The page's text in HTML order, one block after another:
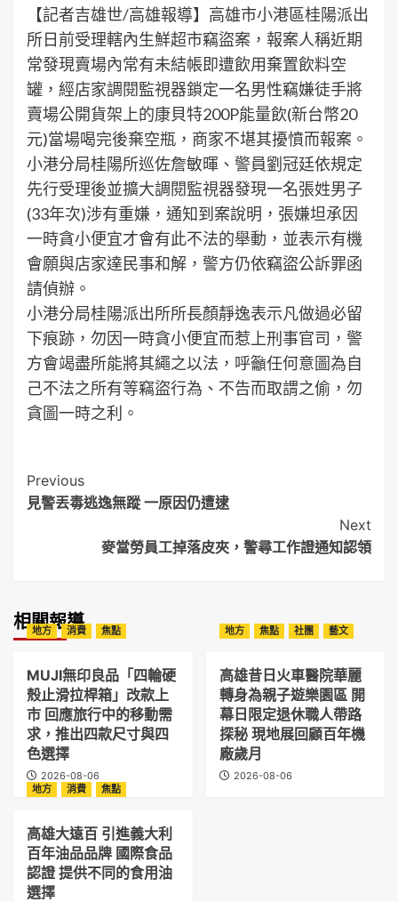
【記者吉雄世/高雄報導】高雄市小港區桂陽派出
所日前受理轄內生鮮超市竊盜案，報案人稱近期
常發現賣場內常有未結帳即遭飲用棄置飲料空
罐，經店家調閱監視器鎖定一名男性竊嫌徒手將
賣場公開貨架上的康貝特200P能量飲(新台幣20
元)當場喝完後棄空瓶，商家不堪其擾憤而報案。
小港分局桂陽所巡佐詹敏暉、警員劉冠廷依規定
先行受理後並擴大調閱監視器發現一名張姓男子
(33年次)涉有重嫌，通知到案說明，張嫌坦承因
一時貪小便宜才會有此不法的舉動，並表示有機
會願與店家達民事和解，警方仍依竊盜公訴罪函
請偵辦。
小港分局桂陽派出所所長顏靜逸表示凡做過必留
下痕跡，勿因一時貪小便宜而惹上刑事官司，警
方會竭盡所能將其繩之以法，呼籲任何意圖為自
己不法之所有等竊盜行為、不告而取謂之偷，勿
貪圖一時之利。
Post
Navigation
Previous
見警丟毒逃逸無蹤 一原因仍遭逮
Next
麥當勞員工掉落皮夾，警尋工作證通知認領
相關報導
地方 消費 焦點
MUJI無印良品「四輪硬
殼止滑拉桿箱」改款上
市 回應旅行中的移動需
求，推出四款尺寸與四
色選擇
2026-08-06
地方 焦點 社團 藝文
高雄昔日火車醫院華麗
轉身為親子遊樂園區 開
幕日限定退休職人帶路
探秘 現地展回顧百年機
廠歲月
2026-08-06
地方
消費 焦點
高雄大遠百 引進義大利
百年油品品牌 國際食品
認證 提供不同的食用油
選擇